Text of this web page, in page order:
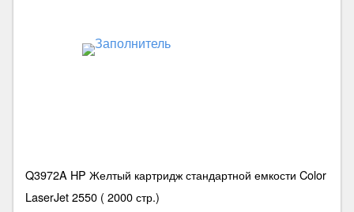
Q3972A HP Желтый картридж стандартной емкости Color
LaserJet 2550 ( 2000 стр.)